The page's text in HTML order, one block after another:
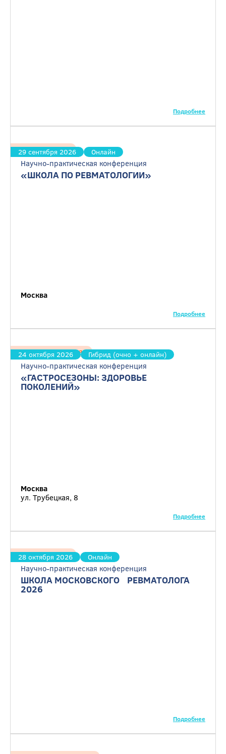
Подробнее
29 сентября 2026 Онлайн
Ревматология
Научно-практическая конференция
«ШКОЛА ПО РЕВМАТОЛОГИИ»
Москва
Подробнее
24 октября 2026 Гибрид (очно + онлайн)
Гастроэнтерология
Научно-практическая конференция
«ГАСТРОСЕЗОНЫ: ЗДОРОВЬЕ
ПОКОЛЕНИЙ»
Москва
ул. Трубецкая, 8
Подробнее
28 октября 2026 Онлайн
Ревматология
Научно-практическая конференция
ШКОЛА МОСКОВСКОГО РЕВМАТОЛОГА
2026
Подробнее